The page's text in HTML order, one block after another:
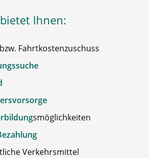
Ihnen:
bzw. Fahrtkostenzuschuss
smöglichkeiten
Verkehrsmittel